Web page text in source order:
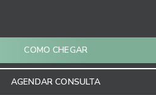
COMO CHEGAR
AGENDAR CONSULTA